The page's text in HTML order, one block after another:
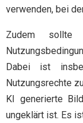
verwenden, bei
Zudem
Dabei ist
Nutzungsrechte
KI generierte
ungeklärt ist. Es